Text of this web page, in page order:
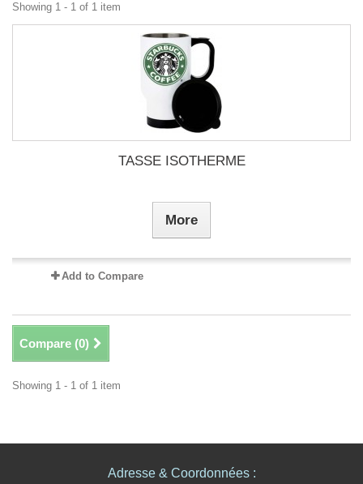
Showing 1 - 1 of 1 item
TASSE ISOTHERME
More
Add to Compare
Compare (0)
Showing 1 - 1 of 1 item
Adresse & Coordonnées :